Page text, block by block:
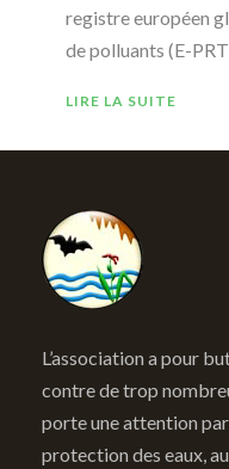
registre européen
de polluants (E-
LIRE LA SUITE
L’association a pour
contre de trop
porte une attention
protection des eaux,